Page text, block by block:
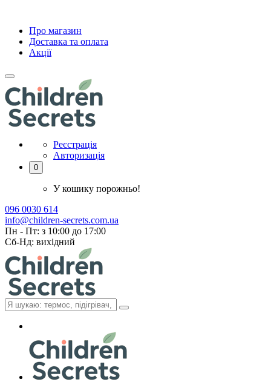
Про магазин
Доставка та оплата
Акції
Реєстрація
Авторизація
0
У кошику порожньо!
096 0030 614
info@children-secrets.com.ua
Пн - Пт: з 10:00 до 17:00
Сб-Нд: вихідний